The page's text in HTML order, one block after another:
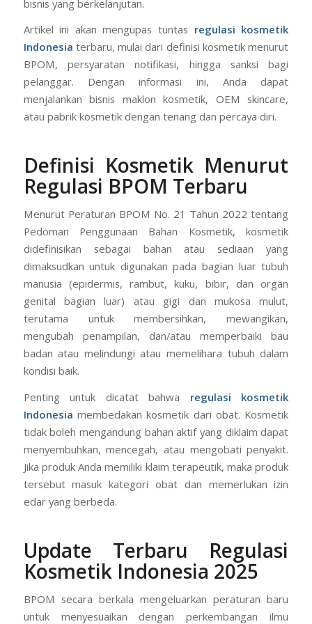
bisnis yang berkelanjutan.
Artikel ini akan mengupas tuntas regulasi kosmetik
Indonesia terbaru, mulai dari definisi kosmetik menurut
BPOM, persyaratan notifikasi, hingga sanksi bagi
pelanggar. Dengan informasi ini, Anda dapat
menjalankan bisnis maklon kosmetik, OEM skincare,
atau pabrik kosmetik dengan tenang dan percaya diri.
Definisi Kosmetik Menurut
Regulasi BPOM Terbaru
Menurut Peraturan BPOM No. 21 Tahun 2022 tentang
Pedoman Penggunaan Bahan Kosmetik, kosmetik
didefinisikan sebagai bahan atau sediaan yang
dimaksudkan untuk digunakan pada bagian luar tubuh
manusia (epidermis, rambut, kuku, bibir, dan organ
genital bagian luar) atau gigi dan mukosa mulut,
terutama untuk membersihkan, mewangikan,
mengubah penampilan, dan/atau memperbaiki bau
badan atau melindungi atau memelihara tubuh dalam
kondisi baik.
Penting untuk dicatat bahwa regulasi kosmetik
Indonesia membedakan kosmetik dari obat. Kosmetik
tidak boleh mengandung bahan aktif yang diklaim dapat
menyembuhkan, mencegah, atau mengobati penyakit.
Jika produk Anda memiliki klaim terapeutik, maka produk
tersebut masuk kategori obat dan memerlukan izin
edar yang berbeda.
Update Terbaru Regulasi
Kosmetik Indonesia 2025
BPOM secara berkala mengeluarkan peraturan baru
untuk menyesuaikan dengan perkembangan ilmu